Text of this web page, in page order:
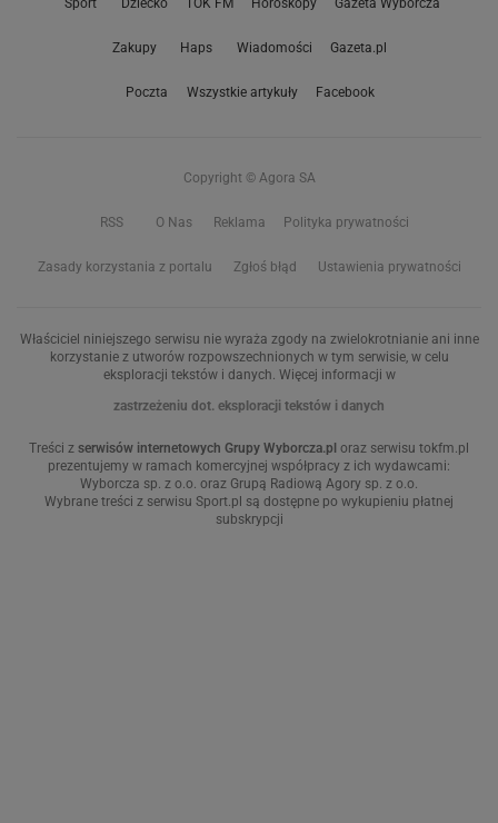
Sport Dziecko TOK FM Horoskopy Gazeta Wyborcza
Zakupy Haps Wiadomości Gazeta.pl
Poczta Wszystkie artykuły Facebook
Copyright © Agora SA
RSS O Nas Reklama Polityka prywatności
Zasady korzystania z portalu Zgłoś błąd Ustawienia prywatności
Właściciel niniejszego serwisu nie wyraża zgody na zwielokrotnianie ani inne
korzystanie z utworów rozpowszechnionych w tym serwisie, w celu
eksploracji tekstów i danych. Więcej informacji w
zastrzeżeniu dot. eksploracji tekstów i danych
Treści z serwisów internetowych Grupy Wyborcza.pl oraz serwisu tokfm.pl
prezentujemy w ramach komercyjnej współpracy z ich wydawcami:
Wyborcza sp. z o.o. oraz Grupą Radiową Agory sp. z o.o.
Wybrane treści z serwisu Sport.pl są dostępne po wykupieniu płatnej
subskrypcji